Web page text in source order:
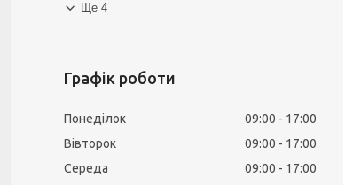
Ще 4
Графік роботи
Понеділок 09:00
17:00
Вівторок
09:00
17:00
Середа
09:00
17:00